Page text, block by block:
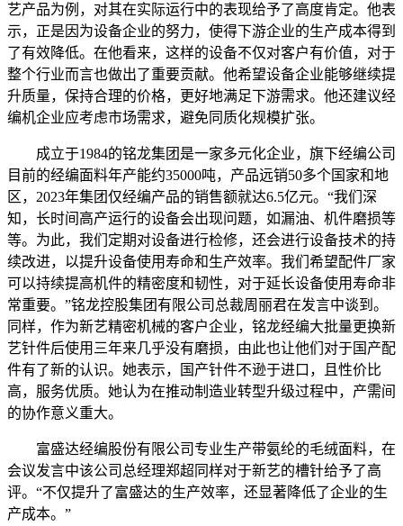
艺产品为例，对其在实际运行中的表现给予了高度肯定。他表
示，正是因为设备企业的努力，使得下游企业的生产成本得到
了有效降低。在他看来，这样的设备不仅对客户有价值，对于
整个行业而言也做出了重要贡献。他希望设备企业能够继续提
升质量，保持合理的价格，更好地满足下游需求。他还建议经
编机企业应考虑市场需求，避免同质化规模扩张。
成立于1984的铭龙集团是一家多元化企业，旗下经编公司
目前的经编面料年产能约35000吨，产品远销50多个国家和地
区，2023年集团仅经编产品的销售额就达6.5亿元。“我们深
知，长时间高产运行的设备会出现问题，如漏油、机件磨损等
等。为此，我们定期对设备进行检修，还会进行设备技术的持
续改进，以提升设备使用寿命和生产效率。我们希望配件厂家
可以持续提高机件的精密度和韧性，对于延长设备使用寿命非
常重要。”铭龙控股集团有限公司总裁周丽君在发言中谈到。
同样，作为新艺精密机械的客户企业，铭龙经编大批量更换新
艺针件后使用三年来几乎没有磨损，由此也让他们对于国产配
件有了新的认识。她表示，国产针件不逊于进口，且性价比
高，服务优质。她认为在推动制造业转型升级过程中，产需间
的协作意义重大。
富盛达经编股份有限公司专业生产带氨纶的毛绒面料，在
会议发言中该公司总经理郑超同样对于新艺的槽针给予了高
评。“不仅提升了富盛达的生产效率，还显著降低了企业的生
产成本。”